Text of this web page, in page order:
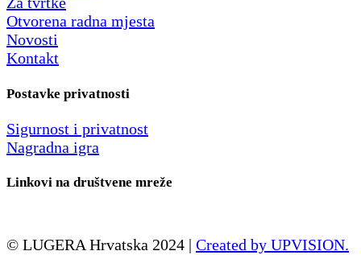
Otvorena radna mjesta
Novosti
Kontakt
Postavke privatnosti
Sigurnost i privatnost
Nagradna igra
Linkovi na društvene mreže
© LUGERA Hrvatska 2024 | Created by UPVISION.